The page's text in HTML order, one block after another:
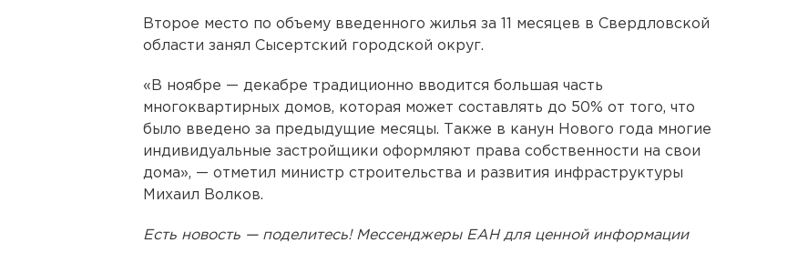
Второе место по объему введенного жилья за 11 месяцев в Свердловской
области занял Сысертский городской округ.
«В ноябре — декабре традиционно вводится большая часть
многоквартирных домов, которая может составлять до 50% от того, что
было введено за предыдущие месяцы. Также в канун Нового года многие
индивидуальные застройщики оформляют права собственности на свои
дома», — отметил министр строительства и развития инфраструктуры
Михаил Волков.
Есть новость — поделитесь! Мессенджеры ЕАН для ценной информации